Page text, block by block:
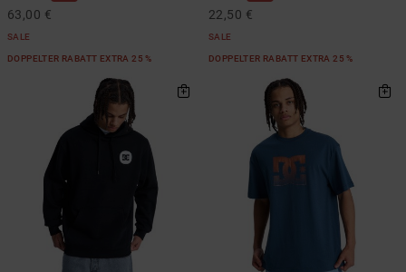
63,00 €
SALE
DOPPELTER RABATT EXTRA 25 %
22,50 €
SALE
DOPPELTER RABATT EXTRA 25 %